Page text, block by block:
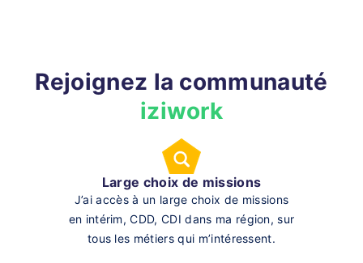
Rejoignez la communauté
iziwork
Large choix de missions
J’ai accès à un large choix de missions
en intérim, CDD, CDI dans ma région, sur
tous les métiers qui m’intéressent.